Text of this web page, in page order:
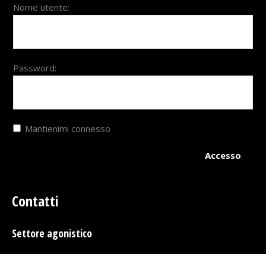
Nome utente:
Password:
Mantienimi connesso
Accesso
Contatti
Settore agonistico